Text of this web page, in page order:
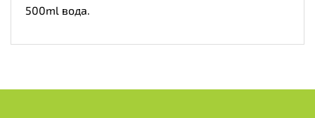
500ml вода.